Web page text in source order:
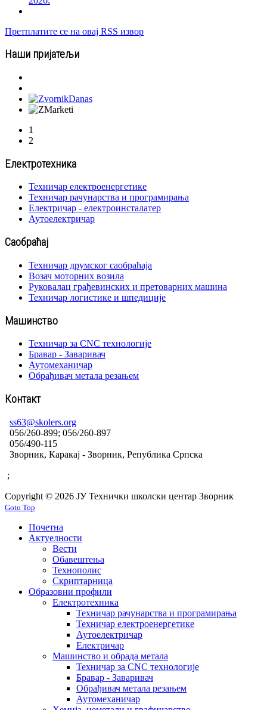
Претплатите се на овај RSS извор
Наши пријатељи
1
2
Електротехника
Техничар електроенергетике
Техничар рачунарства и програмирања
Електричар - електроинсталатер
Аутоелектричар
Саобраћај
Техничар друмског саобраћаја
Возач моторних возила
Руковалац грађевинских и претоварних машина
Техничар логистике и шпедиције
Машинство
Техничар за CNC технологије
Бравар - Заваривач
Аутомеханичар
Обрађивач метала резањем
Контакт
ss63@skolers.org
056/260-899; 056/260-897
056/490-115
Зворник, Каракај - Зворник, Република Српска
;
Copyright © 2026 ЈУ Технички школски центар Зворник
Goto Top
Почетна
Актуелности
Вести
Обавештења
Технополис
Скриптарница
Образовни профили
Електротехника
Техничар рачунарства и програмирања
Техничар електроенергетике
Аутоелектричар
Електричар
Машинство и обрада метала
Техничар за CNC технологије
Бравар - Заваривач
Обрађивач метала резањем
Аутомеханичар